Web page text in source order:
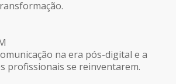
na era pós-digital e a
profissionais se reinventarem.